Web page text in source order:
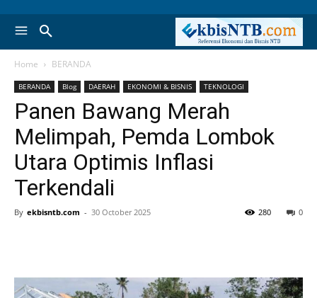
Home BERANDA
BERANDA Blog DAERAH EKONOMI & BISNIS TEKNOLOGI
Panen Bawang Merah
Melimpah, Pemda Lombok
Utara Optimis Inflasi
Terkendali
By ekbisntb.com - 30 October 2025 0
280